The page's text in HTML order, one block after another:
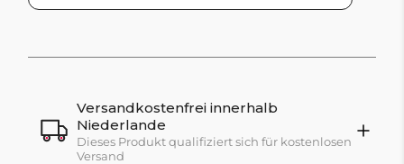
Versandkostenfrei innerhalb
Niederlande
Dieses Produkt qualifiziert sich für kostenlosen
Versand